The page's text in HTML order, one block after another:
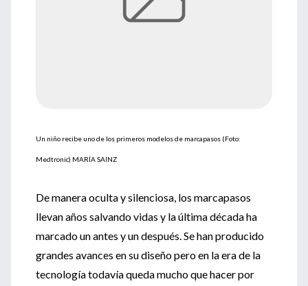
Un niño recibe uno de los primeros modelos de marcapasos (Foto:
Medtronic) MARÍA SAINZ
De manera oculta y silenciosa, los marcapasos
llevan años salvando vidas y la última década ha
marcado un antes y un después. Se han producido
grandes avances en su diseño pero en la era de la
tecnología todavía queda mucho que hacer por